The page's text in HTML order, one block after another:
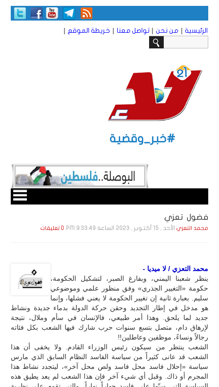
الرئيسية | من نحن | تواصل معنا | خريطة الموقع |
#خبر_وقضية
فضول تعزي
محمد التعزي الأحد , 15 أكـتـوبـر , 2023 الساعة 9:33:49 PM 0 تعليقات
محمد التعزي / لا ميديا -
ينظر شعبنا اليمني، وبفارغ الصبر، لتشكيل الحكومة،
حكومة «التغيير الجذري» وفق منظور علمي وموضوعي
سليم. بعبارة ثانية إن تغيير الحكومة لا يعني فشلها، وإنما
هو مدخل في إطار التجديد وحقن حركة الدولة بدماء جديدة ونشاط
جديد لما يلحق. وهذا أمر طبيعي، فالإنسان في سأم وملال، نتيجة
لإرهاق دام، متصل بتسع سنوات حرب شارك فيها الشعب بكل فئاته
رجالاً ونساءً، موظفين وعاطلين!!
الشعب ينتظر من سيكون رئيس الوزراء القادم. ولا يخفى أن هذا
الشعب قد عانى كثيراً من سياسة الفاسد النظام السابق الذي مارس
سياسة «إحلال فاسد محل فاسد ولص محل آخر»، ليتجدد نشاط هذا
المجرم أو ذاك. وقبل أي شيء آخر فإن هذا الشعب لم يعد يطيق هذه